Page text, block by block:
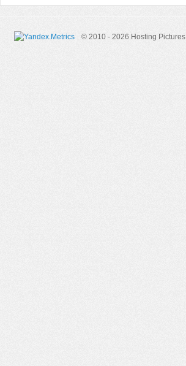
© 2010 - 2026 Hosting Pictures.